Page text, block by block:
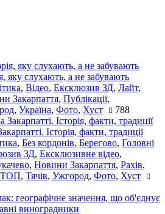
яку слухають, а не забувають
, Відео, Ексклюзив ЗД, Лайт,
Закарпаття, Публікації,
, Україна, Фото, Хуст 788
Історія, факти, традиції
, Без кордонів, Берегово, Головні
ЗД, Ексклюзивне відео,
, Новини Закарпаття, Рахів,
ТОП, Тячів, Ужгород, Фото, Хуст